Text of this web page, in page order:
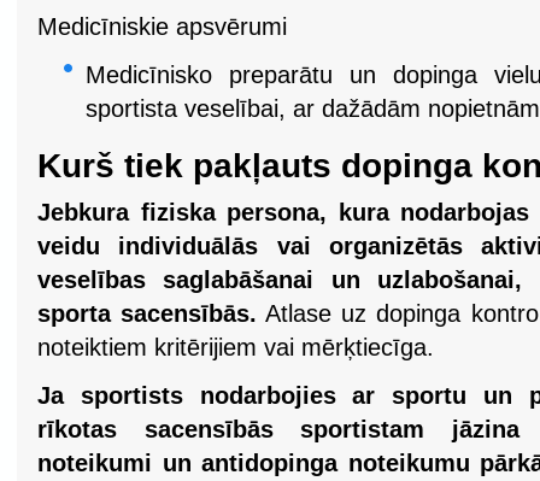
Medicīniskie apsvērumi
Medicīnisko preparātu un dopinga
sportista veselībai, ar dažādām
Kurš tiek pakļauts dopinga
Jebkura fiziska persona, kura
veidu individuālās vai organizētās
veselības saglabāšanai un
sporta sacensībās. Atlase uz dopinga
noteiktiem kritērijiem vai mērķtiecīga.
Ja sportists nodarbojies ar sportu un
rīkotas sacensībās sportistam
noteikumi un antidopinga noteikumu